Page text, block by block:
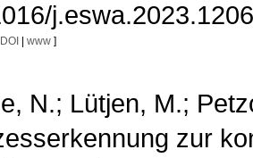
DOI www ]
N.; Lütjen, M.;
zur